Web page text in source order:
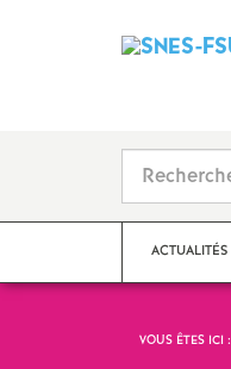
ACTUALITÉS
VOUS ÊTES ICI :